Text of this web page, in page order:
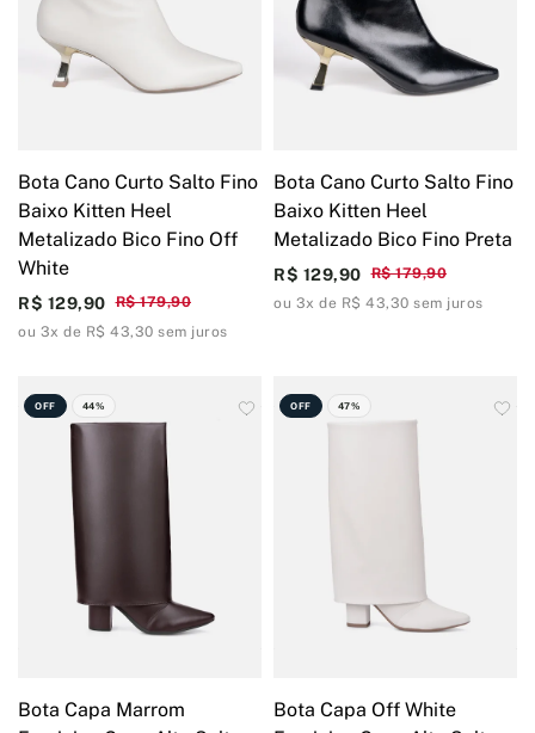
Bota Cano Curto Salto Fino
Baixo Kitten Heel
Metalizado Bico Fino Off
White
R$ 179,90
R$ 129,90
ou 3x de R$ 43,30 sem juros
Bota Cano Curto Salto Fino
Baixo Kitten Heel
Metalizado Bico Fino Preta
R$ 179,90
R$ 129,90
ou 3x de R$ 43,30 sem juros
OFF 44%
Bota Capa Marrom
OFF 47%
Bota Capa Off White